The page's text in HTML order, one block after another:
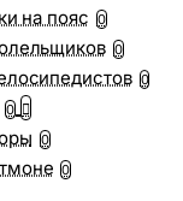
на пояс 0
0
0
0
0
0